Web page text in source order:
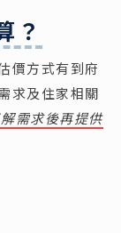
？
價方式有到府
求及住家相關
需求後再提供